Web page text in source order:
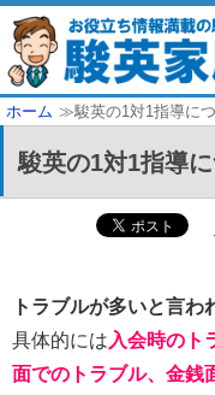
ホーム ≫駿英の1対1指導に
駿英の1対1指導
トラブルが多いと言わ
具体的には 入会時のト
面でのトラブル、金銭